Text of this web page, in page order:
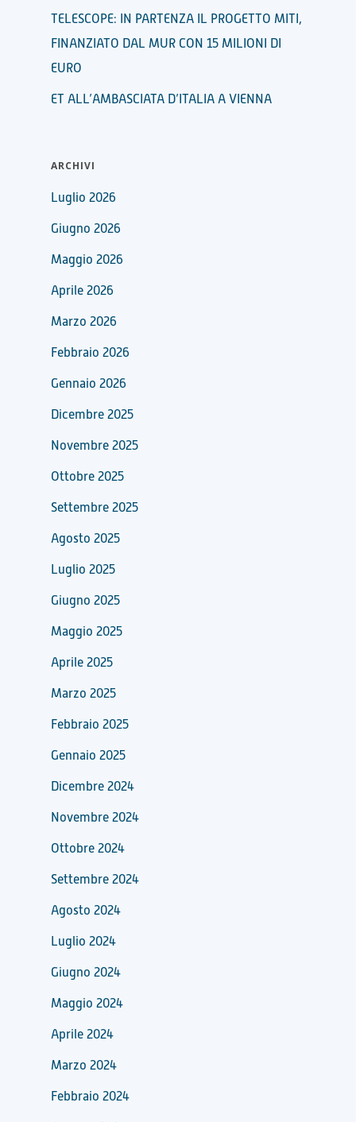
TELESCOPE: IN PARTENZA IL PROGETTO MITI,
FINANZIATO DAL MUR CON 15 MILIONI DI
EURO
ET ALL’AMBASCIATA D’ITALIA A VIENNA
ARCHIVI
Luglio 2026
Giugno 2026
Maggio 2026
Aprile 2026
Marzo 2026
Febbraio 2026
Gennaio 2026
Dicembre 2025
Novembre 2025
Ottobre 2025
Settembre 2025
Agosto 2025
Luglio 2025
Giugno 2025
Maggio 2025
Aprile 2025
Marzo 2025
Febbraio 2025
Gennaio 2025
Dicembre 2024
Novembre 2024
Ottobre 2024
Settembre 2024
Agosto 2024
Luglio 2024
Giugno 2024
Maggio 2024
Aprile 2024
Marzo 2024
Febbraio 2024